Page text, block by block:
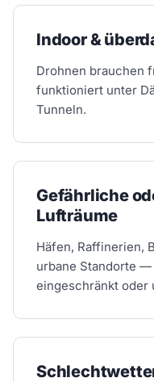
Indoor &
Drohnen brauchen
funktioniert unter
Tunneln.
Gefährliche
Lufträume
Häfen, Raffinerien,
urbane Standorte
eingeschränkt oder